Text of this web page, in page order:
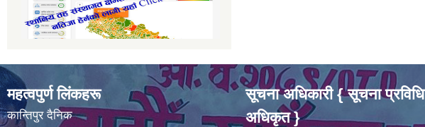
महत्वपुर्ण लिंकहरू
कान्तिपुर दैनिक
सूचना अधिकारी { सूचना प्रविधि
अधिकृत }